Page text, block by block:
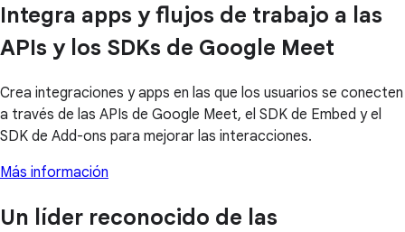
Integra apps y flujos de trabajo a las
APIs y los SDKs de Google Meet
Crea integraciones y apps en las que los usuarios se conecten
a través de las APIs de Google Meet, el SDK de Embed y el
SDK de Add-ons para mejorar las interacciones.
Más información
Un líder reconocido de las